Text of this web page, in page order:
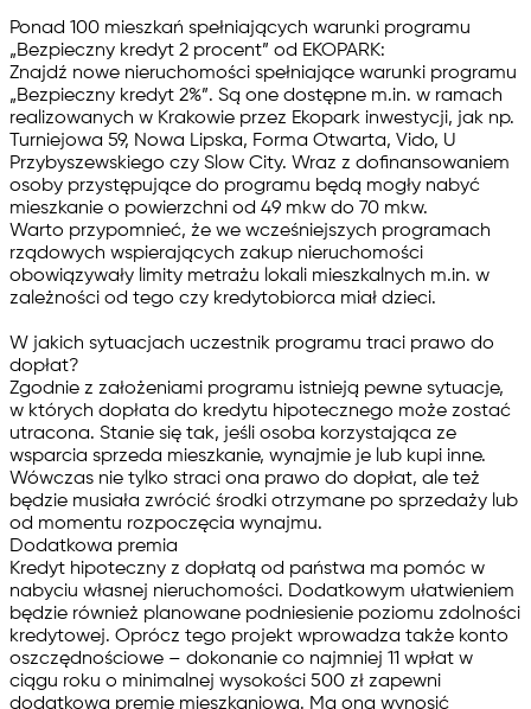
Ponad 100 mieszkań spełniających warunki programu
„Bezpieczny kredyt 2 procent” od EKOPARK:
Znajdź nowe nieruchomości spełniające warunki programu
„Bezpieczny kredyt 2%”. Są one dostępne m.in. w ramach
realizowanych w Krakowie przez Ekopark inwestycji, jak np.
Turniejowa 59, Nowa Lipska, Forma Otwarta, Vido, U
Przybyszewskiego czy Slow City. Wraz z dofinansowaniem
osoby przystępujące do programu będą mogły nabyć
mieszkanie o powierzchni od 49 mkw do 70 mkw.
Warto przypomnieć, że we wcześniejszych programach
rządowych wspierających zakup nieruchomości
obowiązywały limity metrażu lokali mieszkalnych m.in. w
zależności od tego czy kredytobiorca miał dzieci.
W jakich sytuacjach uczestnik programu traci prawo do
dopłat?
Zgodnie z założeniami programu istnieją pewne sytuacje,
w których dopłata do kredytu hipotecznego może zostać
utracona. Stanie się tak, jeśli osoba korzystająca ze
wsparcia sprzeda mieszkanie, wynajmie je lub kupi inne.
Wówczas nie tylko straci ona prawo do dopłat, ale też
będzie musiała zwrócić środki otrzymane po sprzedaży lub
od momentu rozpoczęcia wynajmu.
Dodatkowa premia
Kredyt hipoteczny z dopłatą od państwa ma pomóc w
nabyciu własnej nieruchomości. Dodatkowym ułatwieniem
będzie również planowane podniesienie poziomu zdolności
kredytowej. Oprócz tego projekt wprowadza także konto
oszczędnościowe – dokonanie co najmniej 11 wpłat w
ciągu roku o minimalnej wysokości 500 zł zapewni
dodatkową premię mieszkaniową. Ma ona wynosić